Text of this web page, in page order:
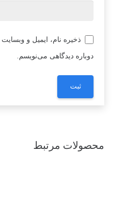
ذخیره نام، ایمیل و
دوباره دیدگاهی می‌نویسم.
محصولات مرتبط